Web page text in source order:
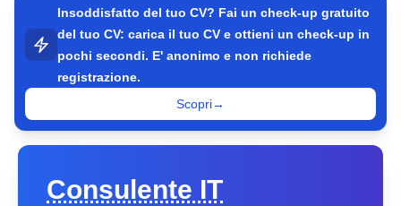
Insoddisfatto del tuo CV? Fai un check-up gratuito
del tuo CV: carica il tuo CV e ottieni un check-up in
pochi secondi. E' anonimo e non richiede
registrazione.
Scopri→
Consulente IT